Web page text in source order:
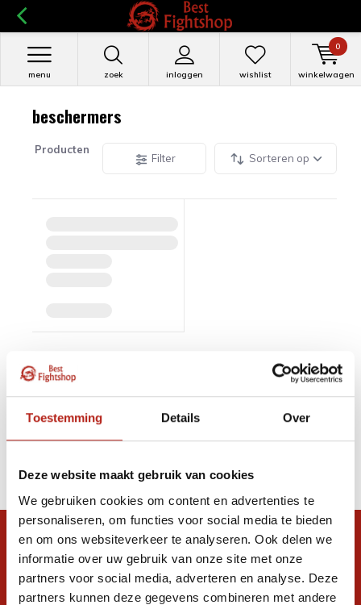
Toestemming Details Over
Deze website maakt gebruik van cookies
We gebruiken cookies om content en advertenties te
personaliseren, om functies voor social media te bieden
en om ons websiteverkeer te analyseren. Ook delen we
informatie over uw gebruik van onze site met onze
partners voor social media, adverteren en analyse. Deze
partners kunnen deze gegevens combineren met andere
zoek inloggen
menu wishlist winkelwagen
0
beschermers
Producten
Filter Sorteren op
Snel antwoord op je vraag?
Stel je vraag in de chat, en we helpen je
graag verder. 24/7